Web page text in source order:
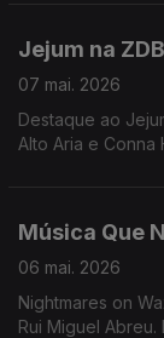
Jejum na ZDB
07 mai. 2026
Destaque ao
Alto Aria e Conna
Música Que
06 mai. 2026
Nightmares on
Rui Miguel